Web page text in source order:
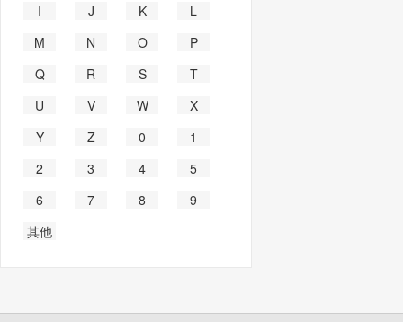
I
J K
L
M
N O
P
Q
R S
T
U
V W
X
Y
Z 0
1
2
3 4
5
6
7 8
9
其他